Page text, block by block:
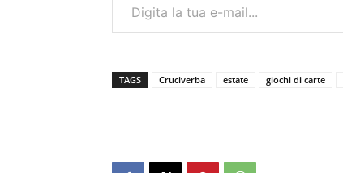
TAGS Cruciverba estate giochi di carte